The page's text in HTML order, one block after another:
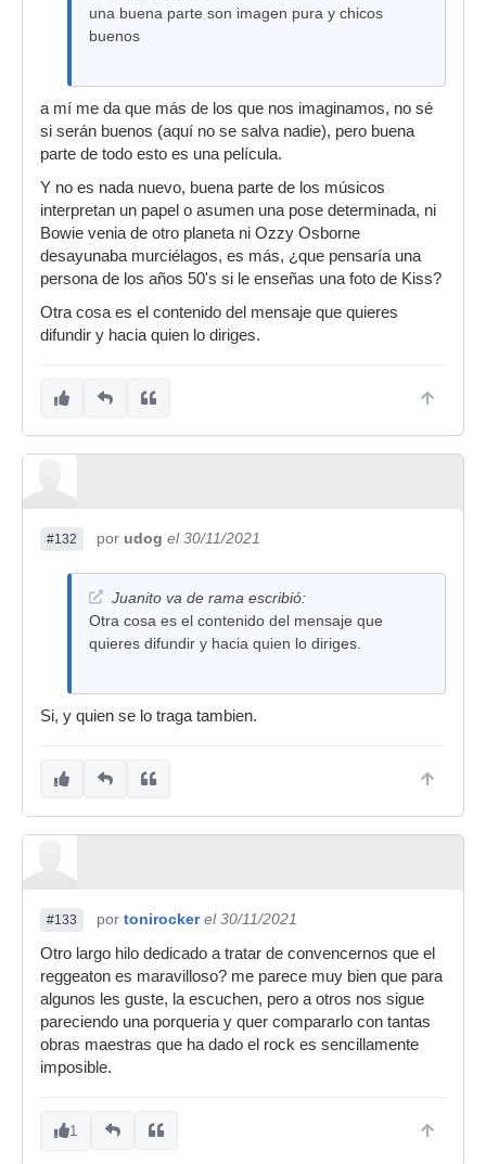
una buena parte son imagen pura y chicos
buenos
a mí me da que más de los que nos imaginamos, no sé
si serán buenos (aquí no se salva nadie), pero buena
parte de todo esto es una película.
Y no es nada nuevo, buena parte de los músicos
interpretan un papel o asumen una pose determinada, ni
Bowie venia de otro planeta ni Ozzy Osborne
desayunaba murciélagos, es más, ¿que pensaría una
persona de los años 50's si le enseñas una foto de Kiss?
Otra cosa es el contenido del mensaje que quieres
difundir y hacia quien lo diriges.
#132 por udog el 30/11/2021
Juanito va de rama escribió:
Otra cosa es el contenido del mensaje que
quieres difundir y hacia quien lo diriges.
Si, y quien se lo traga tambien.
#133 por tonirocker el 30/11/2021
Otro largo hilo dedicado a tratar de convencernos que el
reggeaton es maravilloso? me parece muy bien que para
algunos les guste, la escuchen, pero a otros nos sigue
pareciendo una porqueria y quer compararlo con tantas
obras maestras que ha dado el rock es sencillamente
imposible.
1